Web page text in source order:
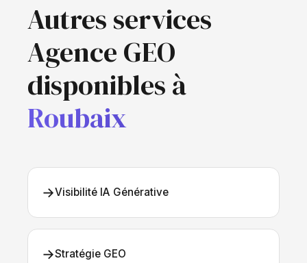
Autres services
Agence GEO
disponibles à
Roubaix
→Visibilité IA Générative
→Stratégie GEO